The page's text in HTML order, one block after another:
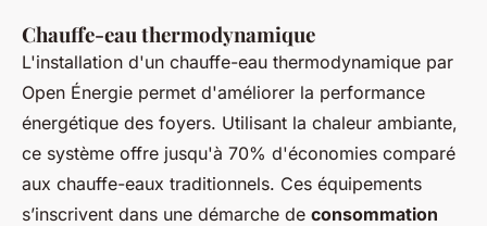
Chauffe-eau thermodynamique
L'installation d'un chauffe-eau thermodynamique par
Open Énergie permet d'améliorer la performance
énergétique des foyers. Utilisant la chaleur ambiante,
ce système offre jusqu'à 70% d'économies comparé
aux chauffe-eaux traditionnels. Ces équipements
s’inscrivent dans une démarche de consommation